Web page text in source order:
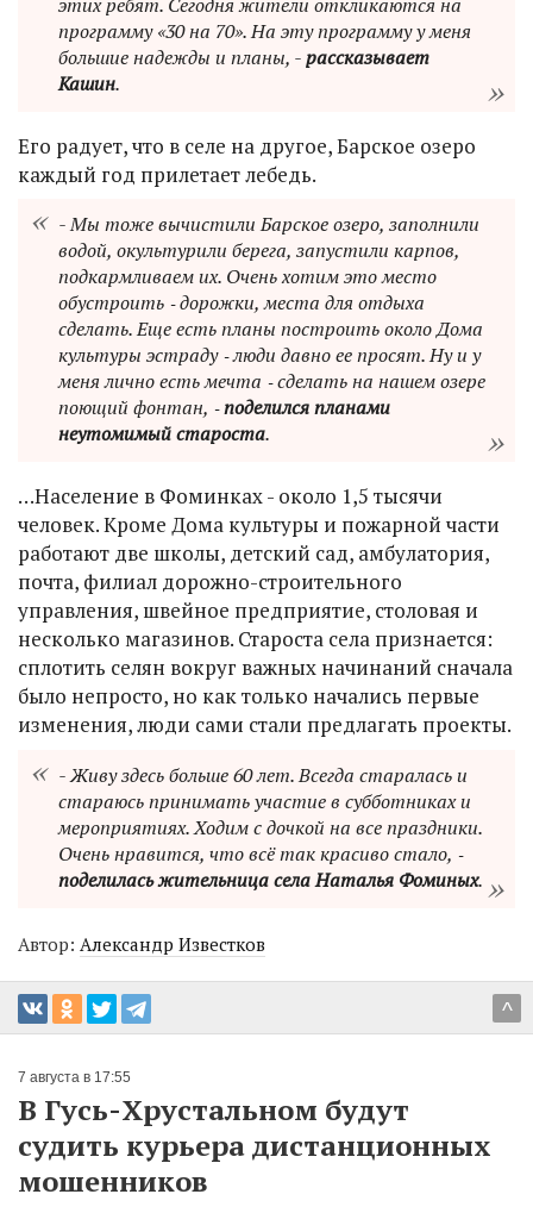
программу «30 на 70». На эту программу у меня
большие надежды и планы, -рассказывает
Кашин.
Его радует, что в селе на другое, Барское озеро
каждый год прилетает лебедь.
- Мы тоже вычистили Барское озеро, заполнили
водой, окультурили берега, запустили карпов,
подкармливаем их. Очень хотим это место
обустроить ‑ дорожки, места для отдыха
сделать. Еще есть планы построить около Дома
культуры эстраду ‑ люди давно ее просят. Ну и у
меня лично есть мечта ‑ сделать на нашем озере
поющий фонтан, ‑поделился планами
неутомимый староста.
…Население в Фоминках - около 1,5 тысячи
человек. Кроме Дома культуры и пожарной части
работают две школы, детский сад, амбулатория,
почта, филиал дорожно-строительного
управления, швейное предприятие, столовая и
несколько магазинов. Староста села признается:
сплотить селян вокруг важных начинаний сначала
было непросто, но как только начались первые
изменения, люди сами стали предлагать проекты.
- Живу здесь больше 60 лет. Всегда старалась и
стараюсь принимать участие в субботниках и
мероприятиях. Ходим с дочкой на все праздники.
Очень нравится, что всё так красиво стало, ‑
поделилась жительница села Наталья Фоминых.
Автор: Александр Известков
^
7 августа в 17:55
В Гусь-Хрустальном будут
судить курьера дистанционных
мошенников